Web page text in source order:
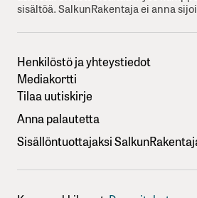
sisältöä. SalkunRakentaja ei anna
Henkilöstö ja yhteystiedot
Mediakortti
Tilaa uutiskirje
Anna palautetta
Sisällöntuottajaksi